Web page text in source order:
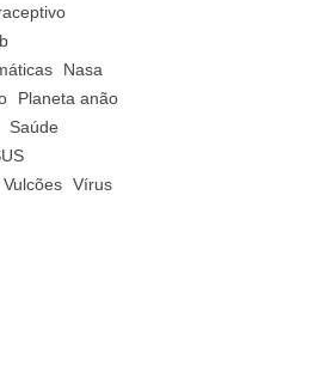
Nasa
Planeta anão
Saúde
Vulcões Vírus